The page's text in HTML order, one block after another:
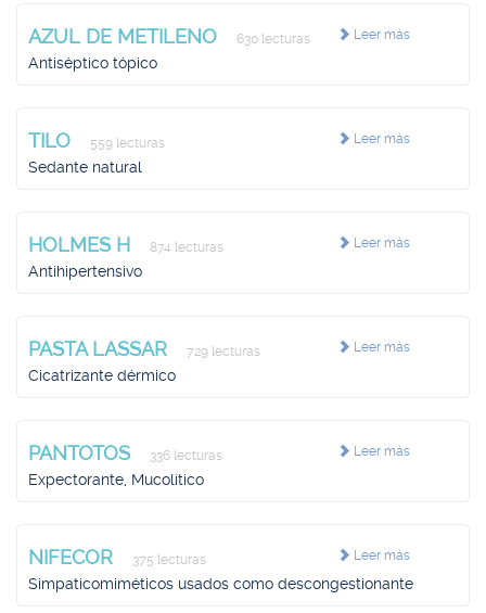
Leer más
AZUL DE METILENO 630 lecturas
Antiséptico tópico
Leer más
TILO 559 lecturas
Sedante natural
Leer más
HOLMES H 874 lecturas
Antihipertensivo
Leer más
PASTA LASSAR 729 lecturas
Cicatrizante dérmico
Leer más
PANTOTOS 336 lecturas
Expectorante, Mucolítico
Leer más
NIFECOR 375 lecturas
Simpaticomiméticos usados como descongestionante